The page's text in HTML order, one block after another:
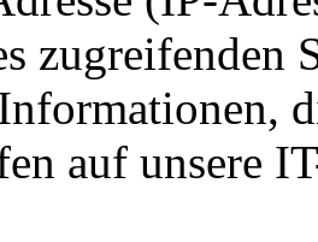
zugreifenden
auf unsere